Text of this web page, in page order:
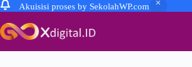
Akuisisi proses by SekolahWP.com
to
content